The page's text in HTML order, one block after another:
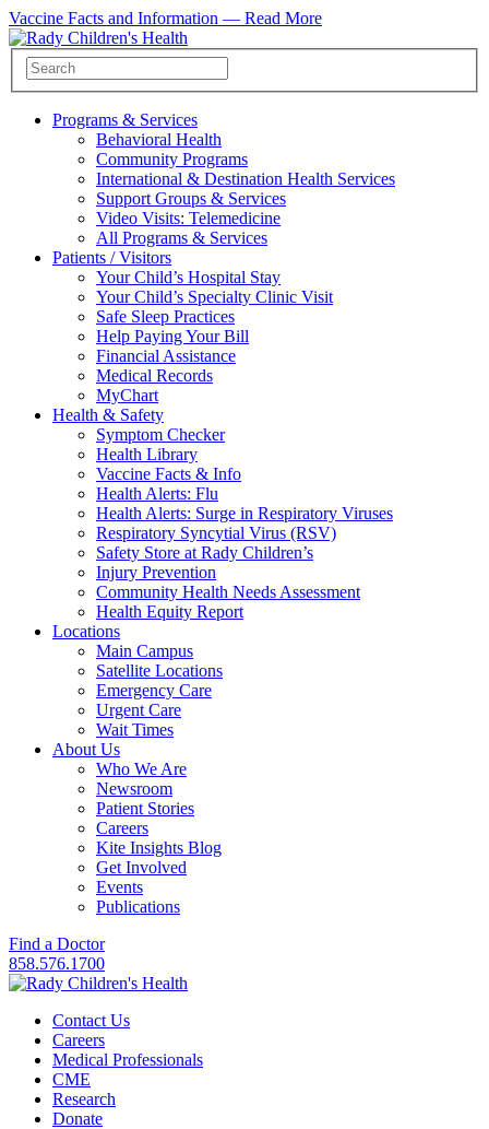
Vaccine Facts and Information — Read More
Programs & Services
Behavioral Health
Community Programs
International & Destination Health Services
Support Groups & Services
Video Visits: Telemedicine
All Programs & Services
Patients / Visitors
Your Child’s Hospital Stay
Your Child’s Specialty Clinic Visit
Safe Sleep Practices
Help Paying Your Bill
Financial Assistance
Medical Records
MyChart
Health & Safety
Symptom Checker
Health Library
Vaccine Facts & Info
Health Alerts: Flu
Health Alerts: Surge in Respiratory Viruses
Respiratory Syncytial Virus (RSV)
Safety Store at Rady Children’s
Injury Prevention
Community Health Needs Assessment
Health Equity Report
Locations
Main Campus
Satellite Locations
Emergency Care
Urgent Care
Wait Times
About Us
Who We Are
Newsroom
Patient Stories
Careers
Kite Insights Blog
Get Involved
Events
Publications
Find a Doctor
858.576.1700
Contact Us
Careers
Medical Professionals
CME
Research
Donate